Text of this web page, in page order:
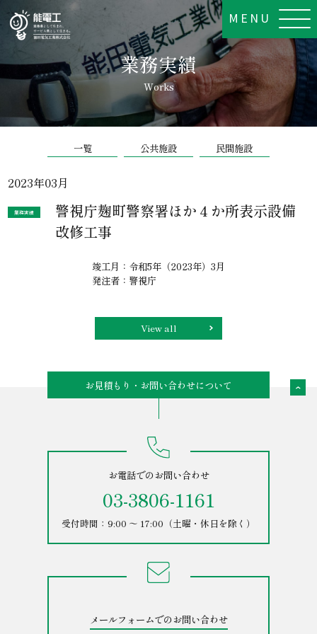
業務実績
Works
MENU
一覧 公共施設 民間施設
2023年03月
業務実績
警視庁麹町警察署ほか４か所表示設備
改修工事
竣工月：令和5年（2023年）3月
発注者：警視庁
View all
お見積もり・お問い合わせについて
お電話でのお問い合わせ
03-3806-1161
受付時間：9:00 ～ 17:00（土曜・休日を除く）
メールフォームでのお問い合わせ